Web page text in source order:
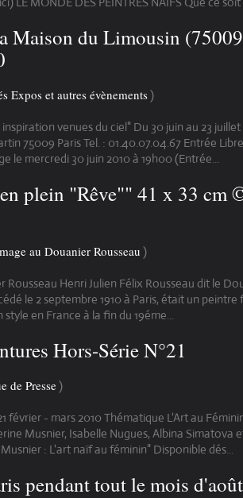
Maison du Limousin
Expos et autres évènements)
venues du ciel" Du 30 juin au 23
75009 Paris Tel. : 01.40.07.04.67 Entrée
le mercredi 30 juin 2010 à 19h00 (Entrée...
plein "Rêve"" 41 x 33 cm
au Douanier Rousseau )
Henri Julien Félix Rousseau dit le
le 2 septembre 1910 à Paris, était un
en France à la fin du 19éme...
Hors-Série N°21
de Presse)
février - mars 2010 Thématique L'Art au
Musnier, Isabelle Nugues, Albina Simatova
: L'art naïf au féminin" Disponible dés...
pendant tout le mois d'août